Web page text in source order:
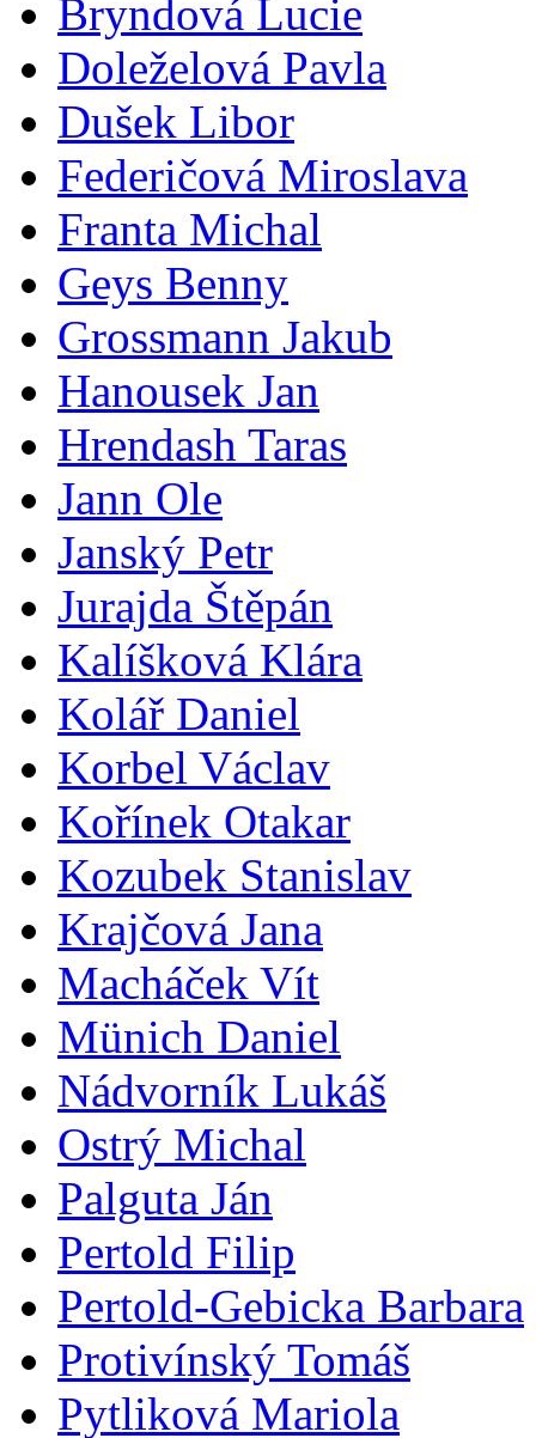
Bryndová Lucie
Doleželová Pavla
Dušek Libor
Federičová Miroslava
Franta Michal
Geys Benny
Grossmann Jakub
Hanousek Jan
Hrendash Taras
Jann Ole
Janský Petr
Jurajda Štěpán
Kalíšková Klára
Kolář Daniel
Korbel Václav
Kořínek Otakar
Kozubek Stanislav
Krajčová Jana
Macháček Vít
Münich Daniel
Nádvorník Lukáš
Ostrý Michal
Palguta Ján
Pertold Filip
Pertold-Gebicka Barbara
Protivínský Tomáš
Pytliková Mariola